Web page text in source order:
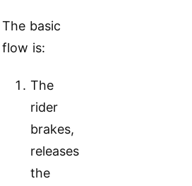
The basic
flow is:
The
rider
brakes,
releases
the